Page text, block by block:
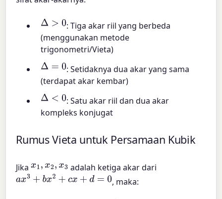
Δ> 0
: Tiga akar riil yang berbeda
(menggunakan metode
trigonometri/Vieta)
Δ= 0
: Setidaknya dua akar yang sama
(terdapat akar kembar)
Δ< 0
: Satu akar riil dan dua akar
kompleks konjugat
Rumus Vieta untuk Persamaan Kubik
Jikax1 ,x2,x3
adalah ketiga akar dari
ax3+bx 2+cx+d=0 , maka: